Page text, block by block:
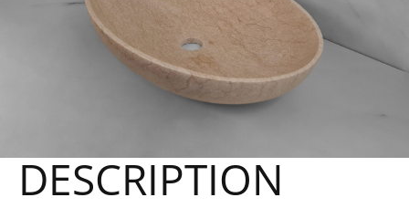
DESCRIPTION